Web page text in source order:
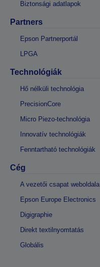
Biztonsági adatlapok
Partners
Epson Partnerportál
LPGA
Technológiák
Hő nélküli technológia
PrecisionCore
Micro Piezo-technológia
Innovatív technológiák
Fenntartható technológiák
Cég
A vezetői csapat weboldala
Epson Europe Electronics
Digigraphie
Direkt textilnyomtatás
Globális